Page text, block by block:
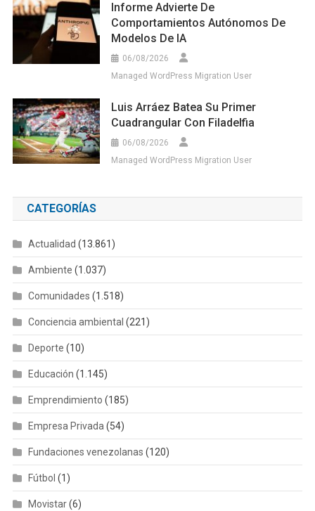
Informe Advierte De
Comportamientos Autónomos De
Modelos De IA
06/08/2026
Managed WordPress Migration User
Luis Arráez Batea Su Primer
Cuadrangular Con Filadelfia
06/08/2026
Managed WordPress Migration User
CATEGORÍAS
Actualidad (13.861)
Ambiente (1.037)
Comunidades (1.518)
Conciencia ambiental (221)
Deporte (10)
Educación (1.145)
Emprendimiento (185)
Empresa Privada(54)
Fundaciones venezolanas (120)
Fútbol (1)
Movistar(6)